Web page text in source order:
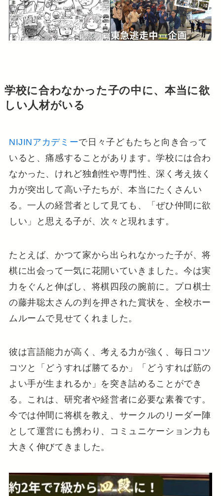
学校に合わなかった子の中に、本当に欲
しい人材がいる
NIJINアカデミーで日々子どもたちと向き合って
いると、痛感することがあります。学校には合わ
なかった、けれど独創性や専門性、深く考え抜く
力が突出して高い子たちが、本当にたくさんい
る。一人の経営者として見ても、「ぜひ仲間に欲
しい」と思える子が、次々と現れます。
たとえば、かつて家から出られなかった子が、将
棋に出会って一気に花開いていきました。今は実
力をぐんと伸ばし、将棋四段の腕前に。プロ棋士
の藤井聡太さんの判を押された賞状を、全校ホー
ムルームで見せてくれました。
彼は言語能力が高く、考える力が強く、毎日コツ
コツと「どうすれば勝てるか」「どうすれば筋の
よい手が生まれるか」を突き詰めることができ
る。これは、研究者や経営者に必要な素養です。
今では仲間に将棋を教え、サークルのリーダー陣
として運営にも携わり、コミュニケーション力も
大きく伸びてきました。